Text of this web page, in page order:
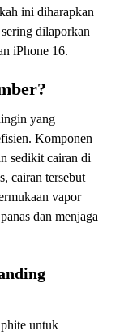
ini diharapkan
dilaporkan
iPhone 16.
yang
Komponen
sedikit cairan di
cairan tersebut
vapor
dan menjaga
untuk